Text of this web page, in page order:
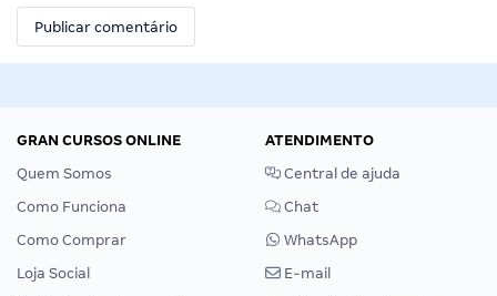
GRAN CURSOS ONLINE
Quem Somos
Como Funciona
Como Comprar
Loja Social
ATENDIMENTO
Central de ajuda
Chat
WhatsApp
E-mail